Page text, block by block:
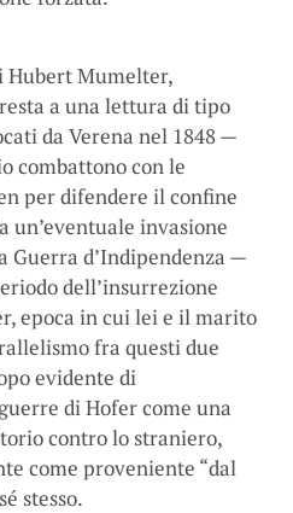
Hubert Mumelter,
a una lettura di tipo
da Verena nel 1848 —
combattono con le
per difendere il confine
un’eventuale invasione
d’Indipendenza —
dell’insurrezione
epoca in cui lei e il marito
fra questi due
evidente di
di Hofer come una
contro lo straniero,
come proveniente “dal
stesso.